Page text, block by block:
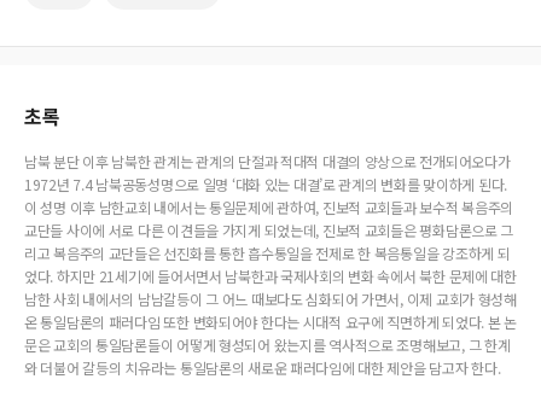
초록
남북 분단 이후 남북한 관계는 관계의 단절과 적대적 대결의 양상으로 전개되어오다가
1972년 7.4 남북공동성명으로 일명 ‘대화 있는 대결’로 관계의 변화를 맞이하게 된다.
이 성명 이후 남한교회 내에서는 통일문제에 관하여, 진보적 교회들과 보수적 복음주의
교단들 사이에 서로 다른 이견들을 가지게 되었는데, 진보적 교회들은 평화담론으로 그
리고 복음주의 교단들은 선진화를 통한 흡수통일을 전제로 한 복음통일을 강조하게 되
었다. 하지만 21세기에 들어서면서 남북한과 국제사회의 변화 속에서 북한 문제에 대한
남한 사회 내에서의 남남갈등이 그 어느 때보다도 심화되어 가면서, 이제 교회가 형성해
온 통일담론의 패러다임 또한 변화되어야 한다는 시대적 요구에 직면하게 되었다. 본 논
문은 교회의 통일담론들이 어떻게 형성되어 왔는지를 역사적으로 조명해보고, 그 한계
와 더불어 갈등의 치유라는 통일담론의 새로운 패러다임에 대한 제안을 담고자 한다.